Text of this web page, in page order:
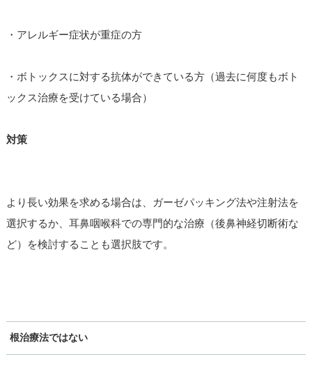
・アレルギー症状が重症の方
・ボトックスに対する抗体ができている方（過去に何度もボト
ックス治療を受けている場合）
対策
より長い効果を求める場合は、ガーゼパッキング法や注射法を
選択するか、耳鼻咽喉科での専門的な治療（後鼻神経切断術な
ど）を検討することも選択肢です。
根治療法ではない